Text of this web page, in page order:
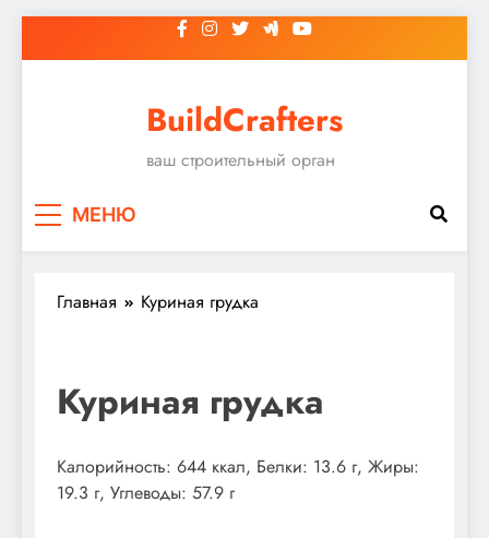
к
BuildCrafters
ваш строительный орган
МЕНЮ
Главная Куриная грудка
Куриная грудка
Калорийность: 644 ккал, Белки: 13.6 г, Жиры:
19.3 г, Углеводы: 57.9 г